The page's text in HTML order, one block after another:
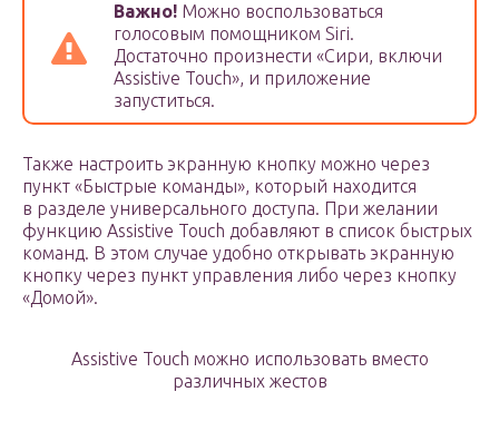
Важно! Можно воспользоваться
голосовым помощником Siri.
Достаточно произнести «Сири, включи
Assistive Touch», и приложение
запуститься.
Также настроить экранную кнопку можно через
пункт «Быстрые команды», который находится
в разделе универсального доступа. При желании
функцию Assistive Touch добавляют в список быстрых
команд. В этом случае удобно открывать экранную
кнопку через пункт управления либо через кнопку
«Домой».
Assistive Touch можно использовать вместо
различных жестов